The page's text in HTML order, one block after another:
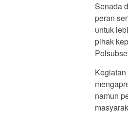
Senada
peran
untuk
pihak
namun